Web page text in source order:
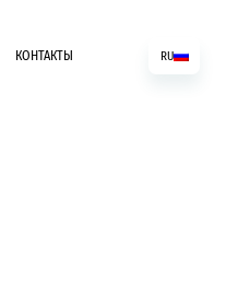
КОНТАКТЫ RU